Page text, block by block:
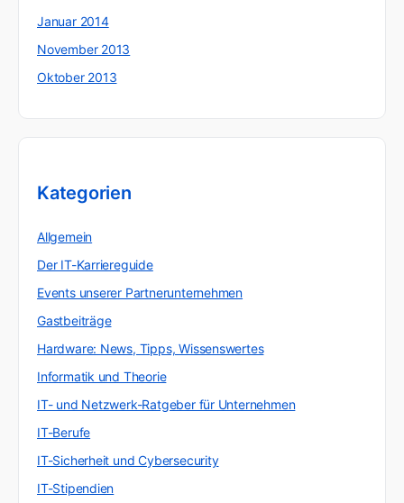
Januar 2014
November 2013
Oktober 2013
Kategorien
Allgemein
Der IT-Karriereguide
Events unserer Partnerunternehmen
Gastbeiträge
Hardware: News, Tipps, Wissenswertes
Informatik und Theorie
IT- und Netzwerk-Ratgeber für Unternehmen
IT-Berufe
IT-Sicherheit und Cybersecurity
IT-Stipendien